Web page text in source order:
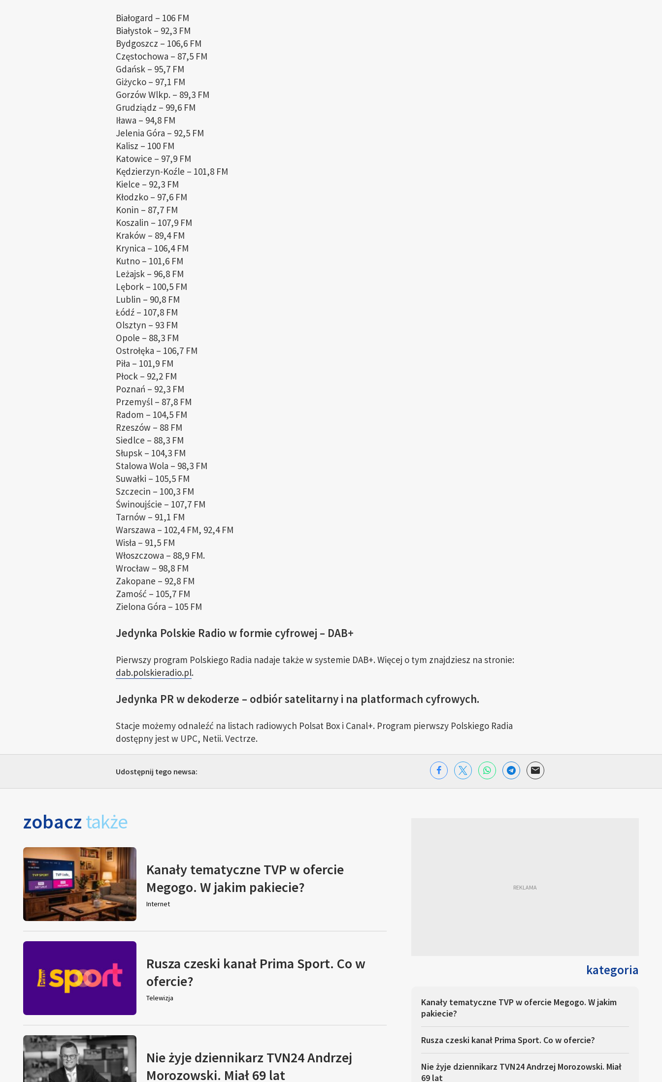
Białogard – 106 FM
Białystok – 92,3 FM
Bydgoszcz – 106,6 FM
Częstochowa – 87,5 FM
Gdańsk – 95,7 FM
Giżycko – 97,1 FM
Gorzów Wlkp. – 89,3 FM
Grudziądz – 99,6 FM
Iława – 94,8 FM
Jelenia Góra – 92,5 FM
Kalisz – 100 FM
Katowice – 97,9 FM
Kędzierzyn-Koźle – 101,8 FM
Kielce – 92,3 FM
Kłodzko – 97,6 FM
Konin – 87,7 FM
Koszalin – 107,9 FM
Kraków – 89,4 FM
Krynica – 106,4 FM
Kutno – 101,6 FM
Leżajsk – 96,8 FM
Lębork – 100,5 FM
Lublin – 90,8 FM
Łódź – 107,8 FM
Olsztyn – 93 FM
Opole – 88,3 FM
Ostrołęka – 106,7 FM
Piła – 101,9 FM
Płock – 92,2 FM
Poznań – 92,3 FM
Przemyśl – 87,8 FM
Radom – 104,5 FM
Rzeszów – 88 FM
Siedlce – 88,3 FM
Słupsk – 104,3 FM
Stalowa Wola – 98,3 FM
Suwałki – 105,5 FM
Szczecin – 100,3 FM
Świnoujście – 107,7 FM
Tarnów – 91,1 FM
Warszawa – 102,4 FM, 92,4 FM
Wisła – 91,5 FM
Włoszczowa – 88,9 FM.
Wrocław – 98,8 FM
Zakopane – 92,8 FM
Zamość – 105,7 FM
Zielona Góra – 105 FM
Jedynka Polskie Radio w formie cyfrowej – DAB+
Pierwszy program Polskiego Radia nadaje także w systemie DAB+. Więcej o tym znajdziesz na stronie:
dab.polskieradio.pl.
Jedynka PR w dekoderze – odbiór satelitarny i na platformach cyfrowych.
Stacje możemy odnaleźć na listach radiowych Polsat Box i Canal+. Program pierwszy Polskiego Radia
dostępny jest w UPC, Netii. Vectrze.
Udostępnij tego newsa:
zobacz także
Kanały tematyczne TVP w ofercie
Megogo. W jakim pakiecie?
Internet
Rusza czeski kanał Prima Sport. Co w
ofercie?
Telewizja
Nie żyje dziennikarz TVN24 Andrzej
Morozowski. Miał 69 lat
kategoria
Kanały tematyczne TVP w ofercie Megogo. W jakim
pakiecie?
Rusza czeski kanał Prima Sport. Co w ofercie?
Nie żyje dziennikarz TVN24 Andrzej Morozowski. Miał
69 lat